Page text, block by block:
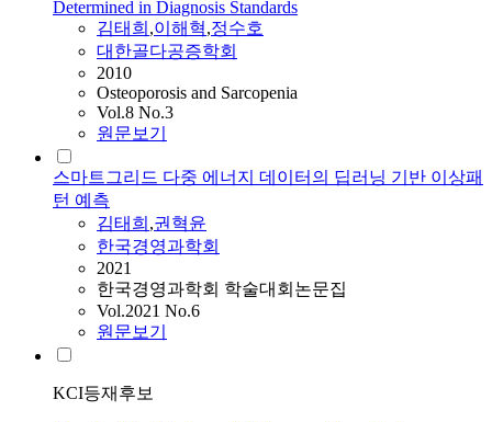
Determined in Diagnosis Standards
김태희 ,이해혁,정수호
대한골다공증학회
2010
Osteoporosis and Sarcopenia
Vol.8 No.3
원문보기
스마트그리드 다중 에너지 데이터의 딥러닝 기반 이상패
턴 예측
김태희 ,권혁윤
한국경영과학회
2021
한국경영과학회 학술대회논문집
Vol.2021 No.6
원문보기
KCI등재후보